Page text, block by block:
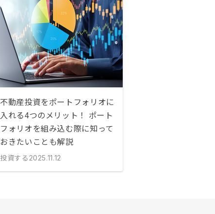
不動産投資をポートフォリオに
入れる4つのメリット！ ポート
フォリオを組み込む際に知って
おきたいことも解説
投資する 2025.11.12